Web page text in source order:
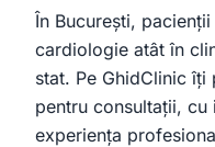
În București,
cardiologie atât în
stat. Pe GhidClinic
pentru consultații,
experiența